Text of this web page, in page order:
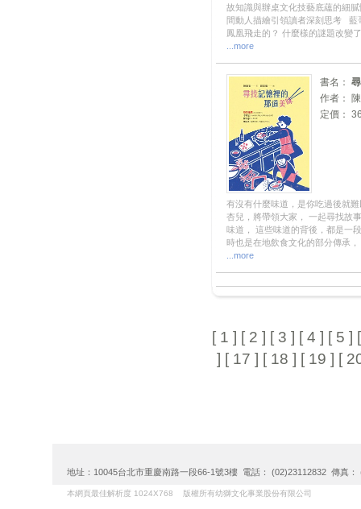
故知識與辦桌文化技藝底蘊的細
間動人描繪引領讀者深刻思考 藍
鳳凰飛走的？ 什麼樣的謎題改變
...more
書名：
作者：
定價：
有沒有什麼味道，是你吃過後就
杏兒，將帶領大家， 一起尋找故
味道， 這些味道的背後，都是一
時也是在地飲食文化的部分傳承
...more
[1 ] [2 ] [3 ] [4 ] [5 ] [
] [17 ] [18 ] [19 ] [
地址：10045台北市重慶南路一段66-1號3樓 電話： (02)23112832 傳真
本網頁最佳解析度 1024X768 版權所有幼獅文化事業股份有限公司